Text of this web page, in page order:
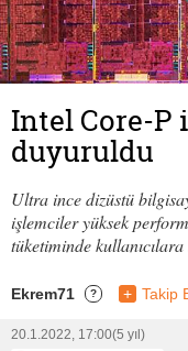
Intel Core-P
duyuruldu
Ultra ince dizüstü
işlemciler yüksek
tüketiminde kullanıcılara
Ekrem71 ? + Takip
20.1.2022, 17:00(5 yıl)